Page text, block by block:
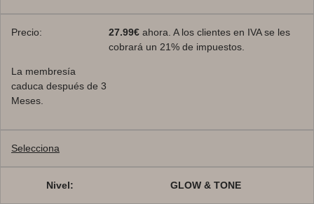
27.99€ahora. A los clientes en IVA se les
cobrará un 21% de impuestos.
La membresía
caduca después de 3
Meses.
Selecciona
GLOW & TONE